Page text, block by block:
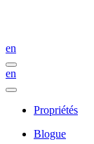
en
en
Propriétés
Blogue